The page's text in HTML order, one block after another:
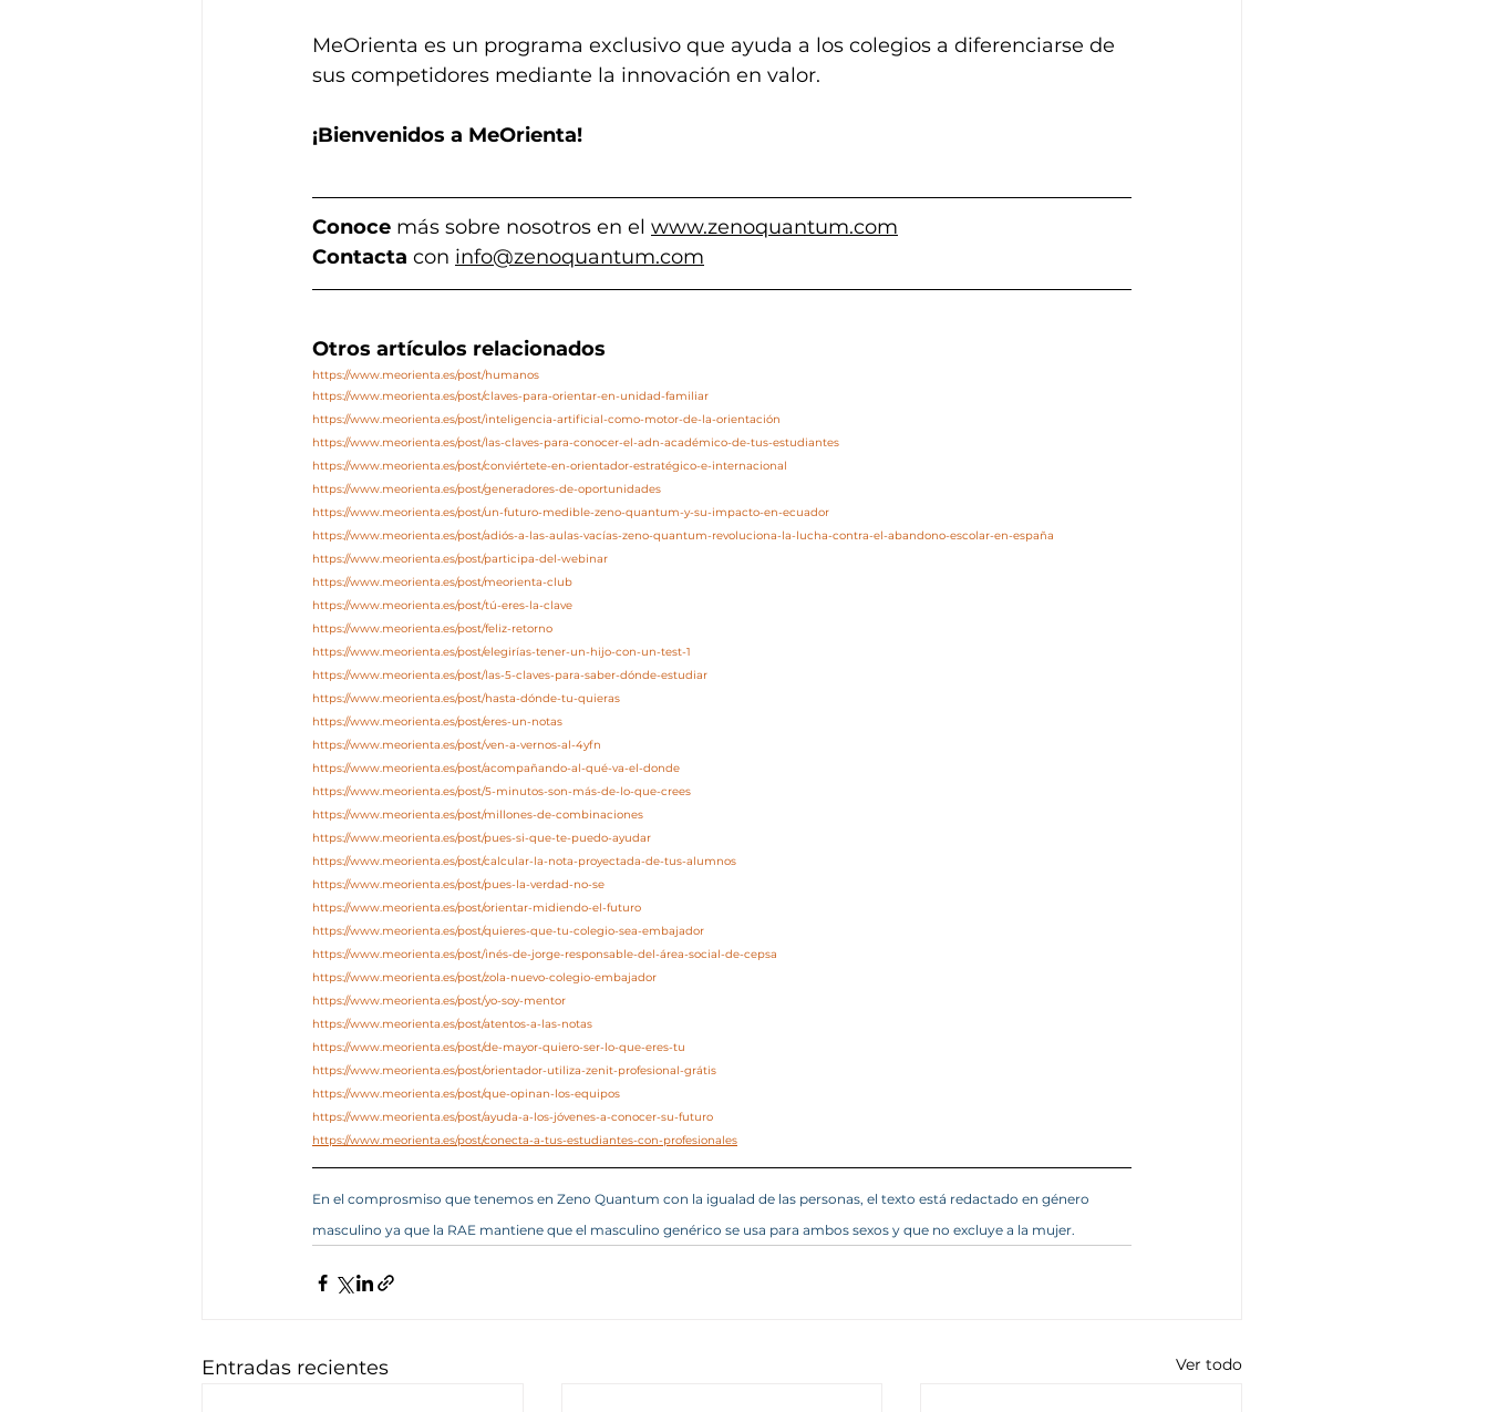
MeOrienta es un programa exclusivo que ayuda a los colegios a diferenciarse de
sus competidores mediante la innovación en valor.
¡Bienvenidos a MeOrienta!
Conoce más sobre nosotros en el www.zenoquantum.com
Contacta con info@zenoquantum.com
Otros artículos relacionados
https://www.meorienta.es/post/humanos
https://www.meorienta.es/post/claves-para-orientar-en-unidad-familiar
https://www.meorienta.es/post/inteligencia-artificial-como-motor-de-la-orientación
https://www.meorienta.es/post/las-claves-para-conocer-el-adn-académico-de-tus-estudiantes
https://www.meorienta.es/post/conviértete-en-orientador-estratégico-e-internacional
https://www.meorienta.es/post/generadores-de-oportunidades
https://www.meorienta.es/post/un-futuro-medible-zeno-quantum-y-su-impacto-en-ecuador
https://www.meorienta.es/post/adiós-a-las-aulas-vacías-zeno-quantum-revoluciona-la-lucha-contra-el-abandono-escolar-en-españa
https://www.meorienta.es/post/participa-del-webinar
https://www.meorienta.es/post/meorienta-club
https://www.meorienta.es/post/tú-eres-la-clave
https://www.meorienta.es/post/feliz-retorno
https://www.meorienta.es/post/elegirías-tener-un-hijo-con-un-test-1
https://www.meorienta.es/post/las-5-claves-para-saber-dónde-estudiar
https://www.meorienta.es/post/hasta-dónde-tu-quieras
https://www.meorienta.es/post/eres-un-notas
https://www.meorienta.es/post/ven-a-vernos-al-4yfn
https://www.meorienta.es/post/acompañando-al-qué-va-el-donde
https://www.meorienta.es/post/5-minutos-son-más-de-lo-que-crees
https://www.meorienta.es/post/millones-de-combinaciones
https://www.meorienta.es/post/pues-si-que-te-puedo-ayudar
https://www.meorienta.es/post/calcular-la-nota-proyectada-de-tus-alumnos
https://www.meorienta.es/post/pues-la-verdad-no-se
https://www.meorienta.es/post/orientar-midiendo-el-futuro
https://www.meorienta.es/post/quieres-que-tu-colegio-sea-embajador
https://www.meorienta.es/post/inés-de-jorge-responsable-del-área-social-de-cepsa
https://www.meorienta.es/post/zola-nuevo-colegio-embajador
https://www.meorienta.es/post/yo-soy-mentor
https://www.meorienta.es/post/atentos-a-las-notas
https://www.meorienta.es/post/de-mayor-quiero-ser-lo-que-eres-tu
https://www.meorienta.es/post/orientador-utiliza-zenit-profesional-grátis
https://www.meorienta.es/post/que-opinan-los-equipos
https://www.meorienta.es/post/ayuda-a-los-jóvenes-a-conocer-su-futuro
https://www.meorienta.es/post/conecta-a-tus-estudiantes-con-profesionales
En el comprosmiso que tenemos en Zeno Quantum con la igualad de las personas, el texto está redactado en género
masculino ya que la RAE mantiene que el masculino genérico se usa para ambos sexos y que no excluye a la mujer.
Entradas recientes Ver todo